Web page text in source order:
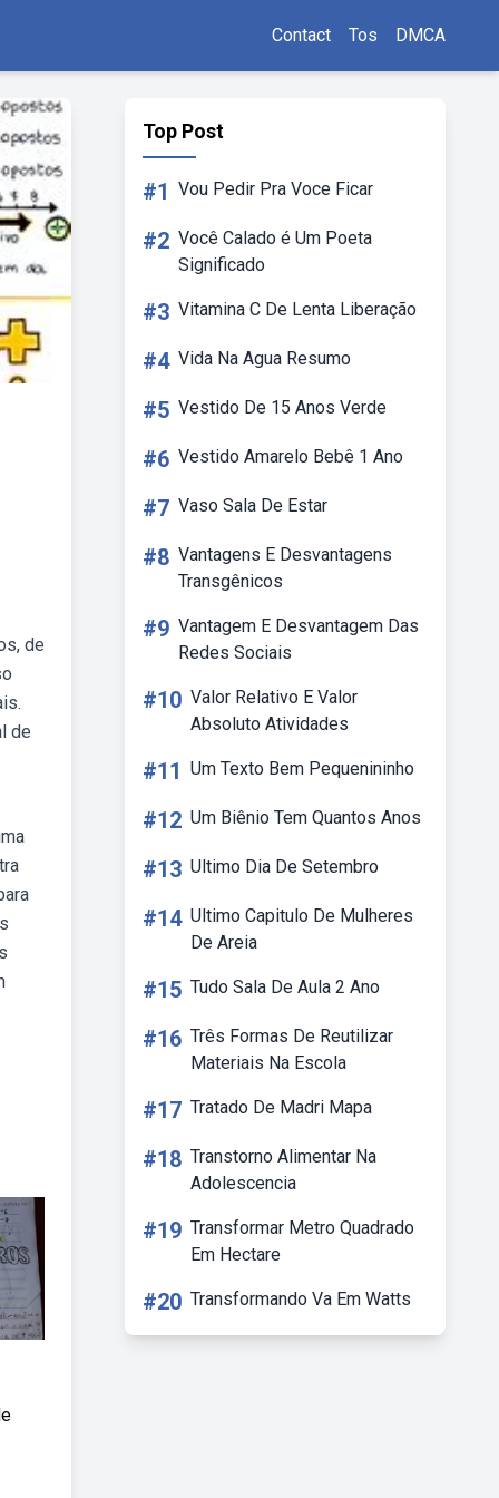
Contact Tos DMCA
de
de
Top Post
#1 Vou Pedir Pra Voce Ficar
#2 Você Calado é Um Poeta
Significado
#3 Vitamina C De Lenta Liberação
#4 Vida Na Agua Resumo
#5 Vestido De 15 Anos Verde
#6 Vestido Amarelo Bebê 1 Ano
#7 Vaso Sala De Estar
#8 Vantagens E Desvantagens
Transgênicos
#9 Vantagem E Desvantagem Das
Redes Sociais
#10 Valor Relativo E Valor
Absoluto Atividades
#11 Um Texto Bem Pequenininho
#12 Um Biênio Tem Quantos Anos
#13 Ultimo Dia De Setembro
#14 Ultimo Capitulo De Mulheres
De Areia
#15 Tudo Sala De Aula 2 Ano
#16 Três Formas De Reutilizar
Materiais Na Escola
#17 Tratado De Madri Mapa
#18 Transtorno Alimentar Na
Adolescencia
#19 Transformar Metro Quadrado
Em Hectare
#20 Transformando Va Em Watts